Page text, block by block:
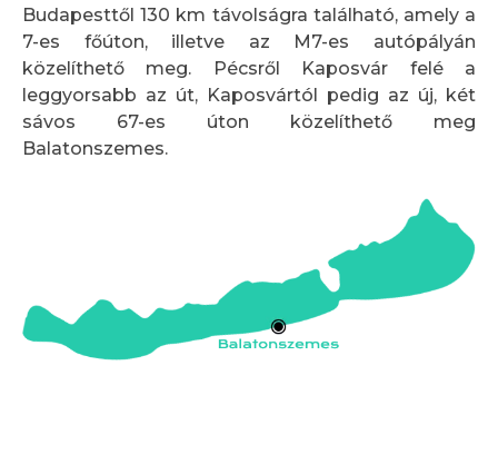
Budapesttől 130 km távolságra található, amely a
7-es főúton, illetve az M7-es autópályán
közelíthető meg. Pécsről Kaposvár felé a
leggyorsabb az út, Kaposvártól pedig az új, két
sávos 67-es úton közelíthető meg
Balatonszemes.